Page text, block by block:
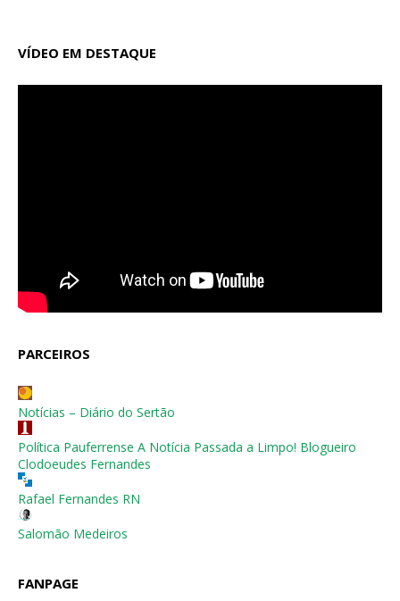
VÍDEO EM DESTAQUE
PARCEIROS
Notícias – Diário do Sertão
Política Pauferrense A Notícia Passada a Limpo! Blogueiro
Clodoeudes Fernandes
Rafael Fernandes RN
Salomão Medeiros
FANPAGE